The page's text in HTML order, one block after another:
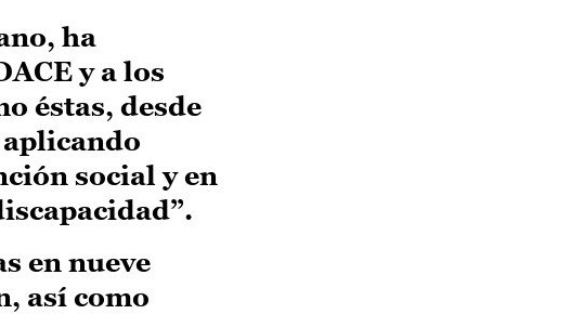
ha
y a los
éstas, desde
social y en
en nueve
así como